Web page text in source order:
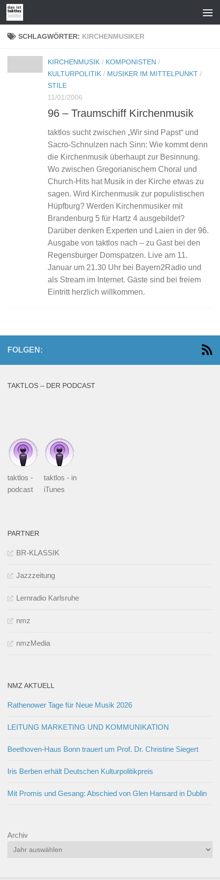
Zum Inhalt springen
SCHLAGWÖRTER: KIRCHENMUSIKER
KIRCHENMUSIK / KOMPONISTEN /
KULTURPOLITIK / MUSIKER IM MITTELPUNKT /
STILE
11/01/2006
96 – Traumschiff Kirchenmusik
taktlos sucht zwischen „Wir sind Papst“ und
Sacro-Schnulzen nach Sinn: Wie kommt denn
die Kirchenmusik überhaupt zur Besinnung.
Wo zwischen Gregorianischem Choral und
Church-Hits hat Musik in der Kirche etwas zu
sagen. Wird Kirchenmusik zur populistischen
Hüpfburg? Werden Kirchenmusiker mit
Brandenburg 5 für Hartz 4 ausgebildet?
Darüber denken Experten und Laien in der 96.
Ausgabe von taktlos nach – zu Gast bei den
Regensburger Domspatzen. Live am 11.
Januar um 21.30 Uhr bei Bayern2Radio und
als Stream im Internet. Gäste sind bei freiem
Eintritt herzlich willkommen.
FOLGEN:
TAKTLOS – DER PODCAST
taktlos -
podcast
taktlos - in
iTunes
PARTNER
BR-KLASSIK
Jazzzeitung
Lernradio Karlsruhe
nmz
nmzMedia
NMZ AKTUELL
Rathenower Tage für Neue Musik 2026
LEITUNG MARKETING UND KOMMUNIKATION
Beethoven-Haus Bonn trauert um Prof. Dr. Christine Siegert
Iris Berben erhält Deutschen Kulturpolitikpreis
Mit Promis und Gesang: Abschied von Glen Hansard in Dublin
Archiv